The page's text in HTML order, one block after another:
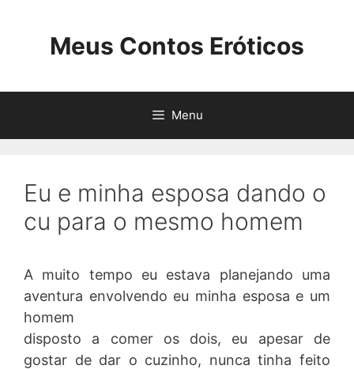
Meus Contos Eróticos
Menu
Eu e minha esposa dando o
cu para o mesmo homem
A muito tempo eu estava planejando uma
aventura envolvendo eu minha esposa e um
homem
disposto a comer os dois, eu apesar de
gostar de dar o cuzinho, nunca tinha feito